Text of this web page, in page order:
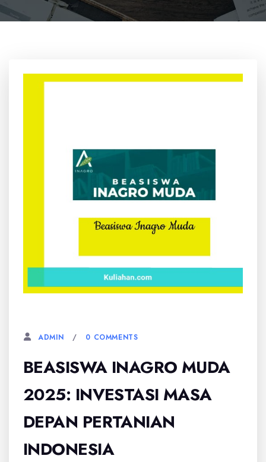
ADMIN 0 COMMENTS
BEASISWA INAGRO MUDA
2025: INVESTASI MASA
DEPAN PERTANIAN
INDONESIA